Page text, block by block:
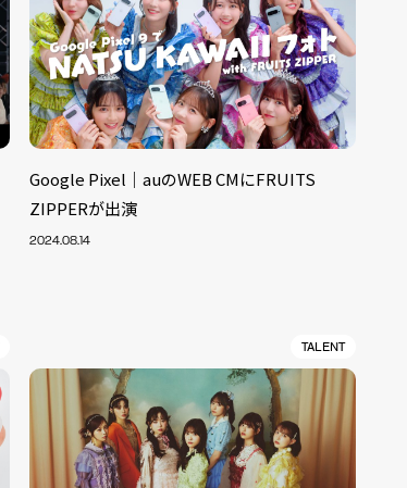
Google Pixel｜auのWEB CMにFRUITS
ZIPPERが出演
2024.08.14
TALENT